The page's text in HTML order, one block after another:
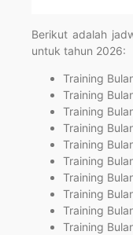
Berikut adalah
untuk tahun 2026:
Training
Training
Training
Training
Training
Training
Training
Training
Training
Training